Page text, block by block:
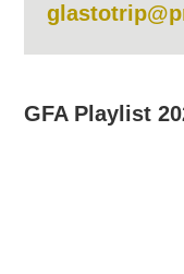
GFA Playlist